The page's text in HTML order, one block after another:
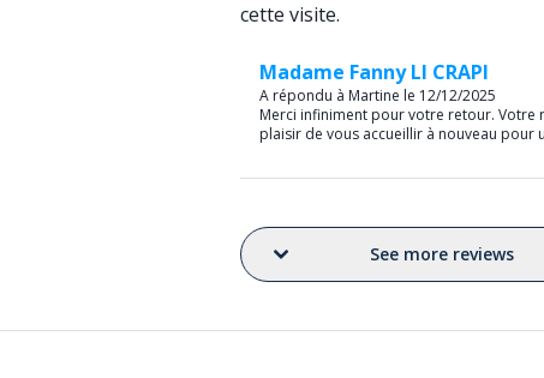
cette visite.
Madame Fanny LI CRAPI
A répondu à Martine le 12/12/2025
Merci infiniment pour votre retour. Votre
plaisir de vous accueillir à nouveau pour
See more reviews